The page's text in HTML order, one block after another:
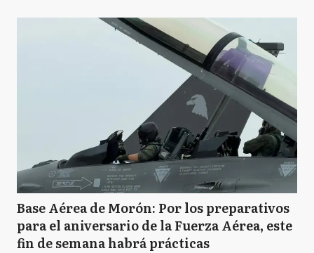
Base Aérea de Morón: Por los preparativos
para el aniversario de la Fuerza Aérea, este
fin de semana habrá prácticas